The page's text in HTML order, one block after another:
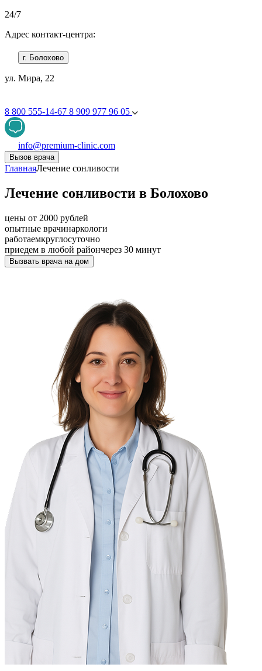
24/7
Адрес контакт-центра:
г. Болохово
ул. Мира, 22
8 800 555-14-67 8 909 977 96 05
info@premium-clinic.com
Вызов врача
ГлавнаяЛечение сонливости
Лечение сонливости в Болохово
цены от 2000 рублей
опытные врачинаркологи
работаемкруглосуточно
приедем в любой райончерез 30 минут
Вызвать врача на дом